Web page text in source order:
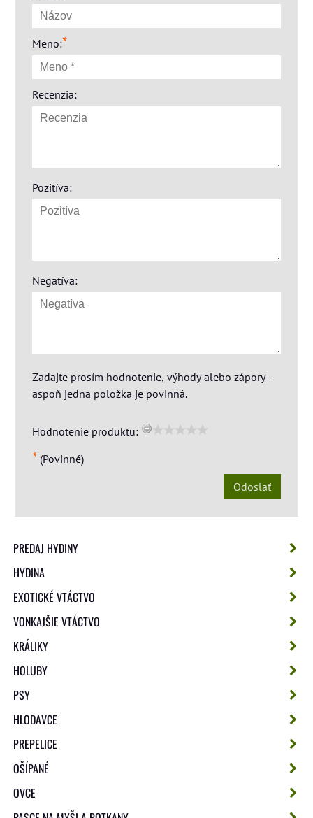
Meno:*
Recenzia:
Pozitíva:
Negatíva:
Zadajte prosím hodnotenie, výhody alebo zápory -
aspoň jedna položka je povinná.
Hodnotenie produktu:
* (Povinné)
Odoslať
PREDAJ HYDINY
HYDINA
EXOTICKÉ VTÁCTVO
VONKAJŠIE VTÁCTVO
KRÁLIKY
HOLUBY
PSY
HLODAVCE
PREPELICE
OŠÍPANÉ
OVCE